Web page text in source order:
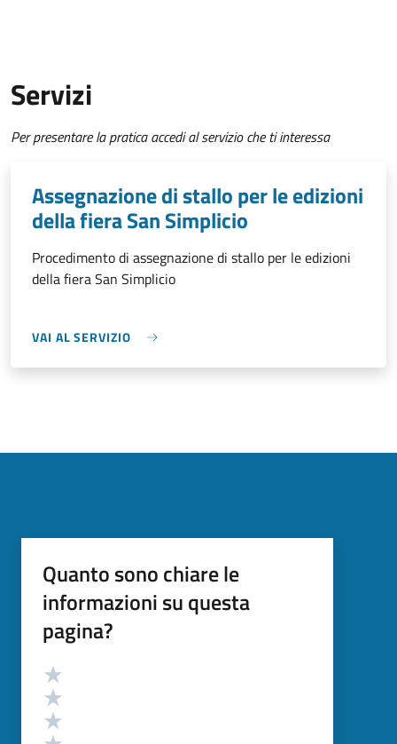
Servizi
Per presentare la pratica accedi al servizio che ti interessa
Assegnazione di stallo per le edizioni
della fiera San Simplicio
Procedimento di assegnazione di stallo per le edizioni
della fiera San Simplicio
VAI AL SERVIZIO
Quanto sono chiare le
informazioni su questa
pagina?
Valutazione